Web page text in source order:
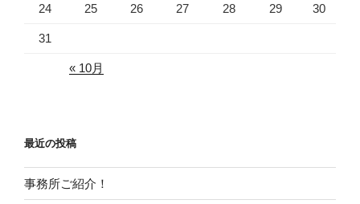
24 25 26 27 28 29 30
31
« 10月
最近の投稿
事務所ご紹介！